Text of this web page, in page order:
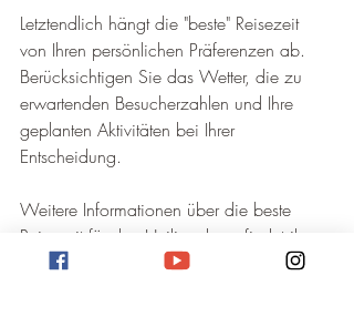
Letztendlich hängt die "beste" Reisezeit
von Ihren persönlichen Präferenzen ab.
Berücksichtigen Sie das Wetter, die zu
erwartenden Besucherzahlen und Ihre
geplanten Aktivitäten bei Ihrer
Entscheidung.
Weitere Informationen über die beste
Reisezeit für den Heiligenberg findet ihr
optimalereisezeit.de